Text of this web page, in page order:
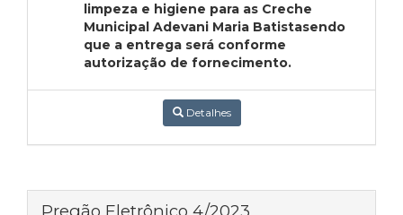
limpeza e higiene para as Creche
Municipal Adevani Maria Batistasendo
que a entrega será conforme
autorização de fornecimento.
Detalhes